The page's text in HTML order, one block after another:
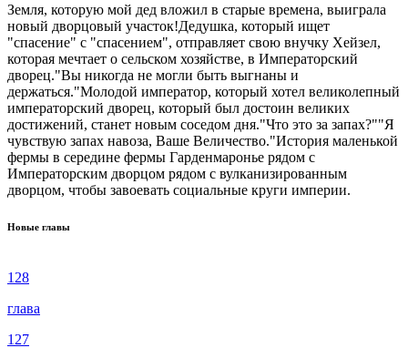
Земля, которую мой дед вложил в старые времена, выиграла
новый дворцовый участок!Дедушка, который ищет
"спасение" с "спасением", отправляет свою внучку Хейзел,
которая мечтает о сельском хозяйстве, в Императорский
дворец."Вы никогда не могли быть выгнаны и
держаться."Молодой император, который хотел великолепный
императорский дворец, который был достоин великих
достижений, станет новым соседом дня."Что это за запах?""Я
чувствую запах навоза, Ваше Величество."История маленькой
фермы в середине фермы Гарденмаронье рядом с
Императорским дворцом рядом с вулканизированным
дворцом, чтобы завоевать социальные круги империи.
Новые главы
128
глава
127